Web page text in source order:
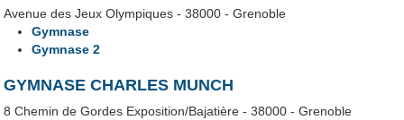
Avenue des Jeux Olympiques - 38000 - Grenoble
Gymnase
Gymnase 2
GYMNASE CHARLES MUNCH
8 Chemin de Gordes Exposition/Bajatière - 38000 - Grenoble